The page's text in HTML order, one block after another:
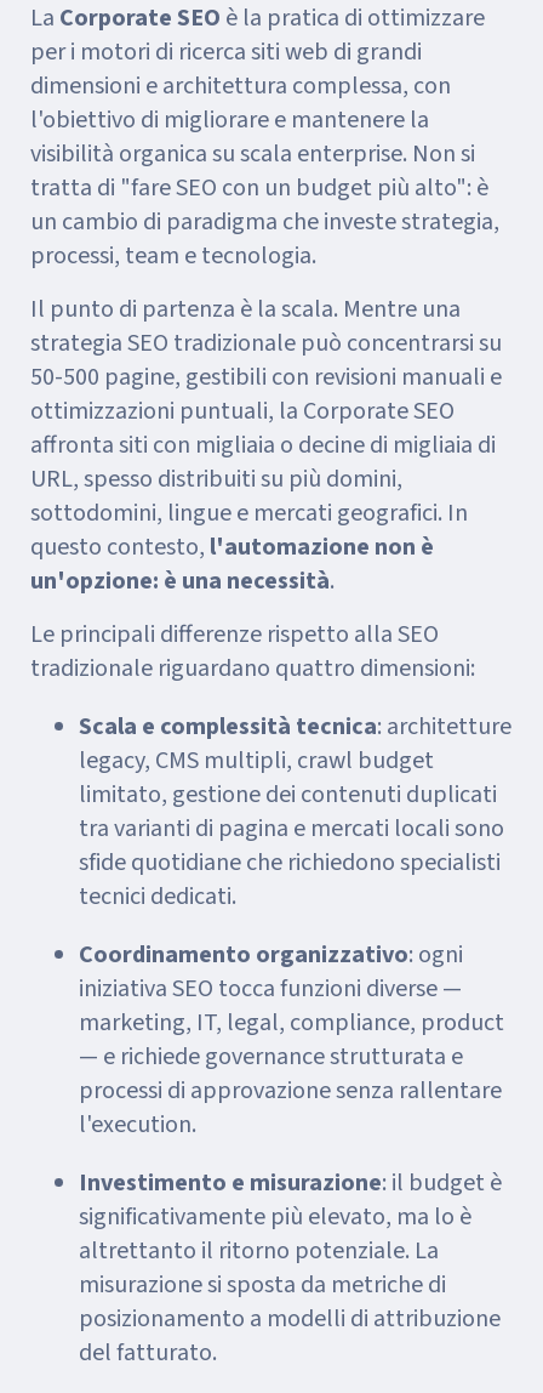
La Corporate SEO è la pratica di ottimizzare
per i motori di ricerca siti web di grandi
dimensioni e architettura complessa, con
l'obiettivo di migliorare e mantenere la
visibilità organica su scala enterprise. Non si
tratta di "fare SEO con un budget più alto": è
un cambio di paradigma che investe strategia,
processi, team e tecnologia.
Il punto di partenza è la scala. Mentre una
strategia SEO tradizionale può concentrarsi su
50-500 pagine, gestibili con revisioni manuali e
ottimizzazioni puntuali, la Corporate SEO
affronta siti con migliaia o decine di migliaia di
URL, spesso distribuiti su più domini,
sottodomini, lingue e mercati geografici. In
questo contesto, l'automazione non è
un'opzione: è una necessità.
Le principali differenze rispetto alla SEO
tradizionale riguardano quattro dimensioni:
Scala e complessità tecnica: architetture
legacy, CMS multipli, crawl budget
limitato, gestione dei contenuti duplicati
tra varianti di pagina e mercati locali sono
sfide quotidiane che richiedono specialisti
tecnici dedicati.
Coordinamento organizzativo: ogni
iniziativa SEO tocca funzioni diverse —
marketing, IT, legal, compliance, product
— e richiede governance strutturata e
processi di approvazione senza rallentare
l'execution.
Investimento e misurazione: il budget è
significativamente più elevato, ma lo è
altrettanto il ritorno potenziale. La
misurazione si sposta da metriche di
posizionamento a modelli di attribuzione
del fatturato.